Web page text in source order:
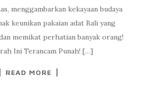
menggambarkan kekayaan budaya
keunikan pakaian adat Bali yang
memikat perhatian banyak orang!
Ini Terancam Punah! […]
READ MORE